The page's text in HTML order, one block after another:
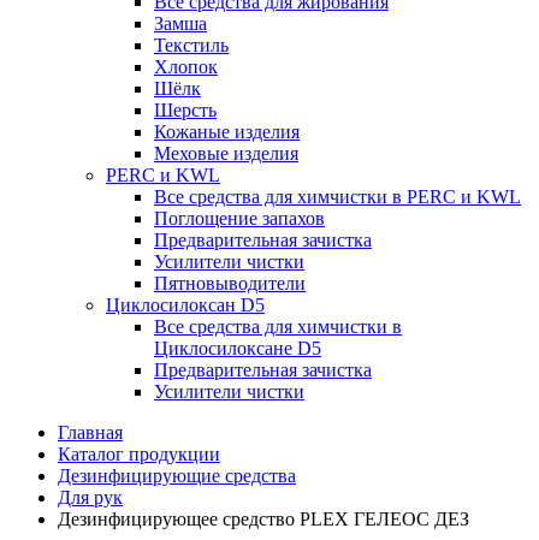
Замша
Текстиль
Хлопок
Шёлк
Шерсть
Кожаные изделия
Меховые изделия
PERC и KWL
Все средства для химчистки в PERC и KWL
Поглощение запахов
Предварительная зачистка
Усилители чистки
Пятновыводители
Циклосилоксан D5
Все средства для химчистки в
Циклосилоксане D5
Предварительная зачистка
Усилители чистки
Главная
Каталог продукции
Дезинфицирующие средства
Для рук
Дезинфицирующее средство PLEX ГЕЛЕОС ДЕЗ